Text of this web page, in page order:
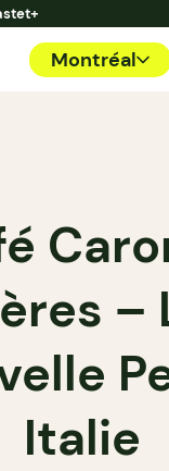
Montréal
–
Italie